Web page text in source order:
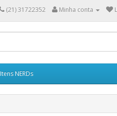
(21) 31722352 Minha conta
Itens NERDs